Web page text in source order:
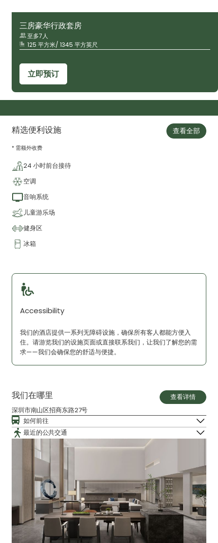
三房豪华行政套房
至多7人
125 平方米/ 1345 平方英尺
立即预订
精选便利设施
* 需额外收费
查看全部
24 小时前台接待
空调
音响系统
儿童游乐场
健身区
冰箱
Accessibility
我们的酒店提供一系列无障碍设施，确保所有客人都能方便入
住。请游览我们的设施页面或直接联系我们，让我们了解您的需
求——我们会确保您的舒适与便捷。
我们在哪里
查看详情
深圳市南山区招商东路27号
如何前往
最近的公共交通